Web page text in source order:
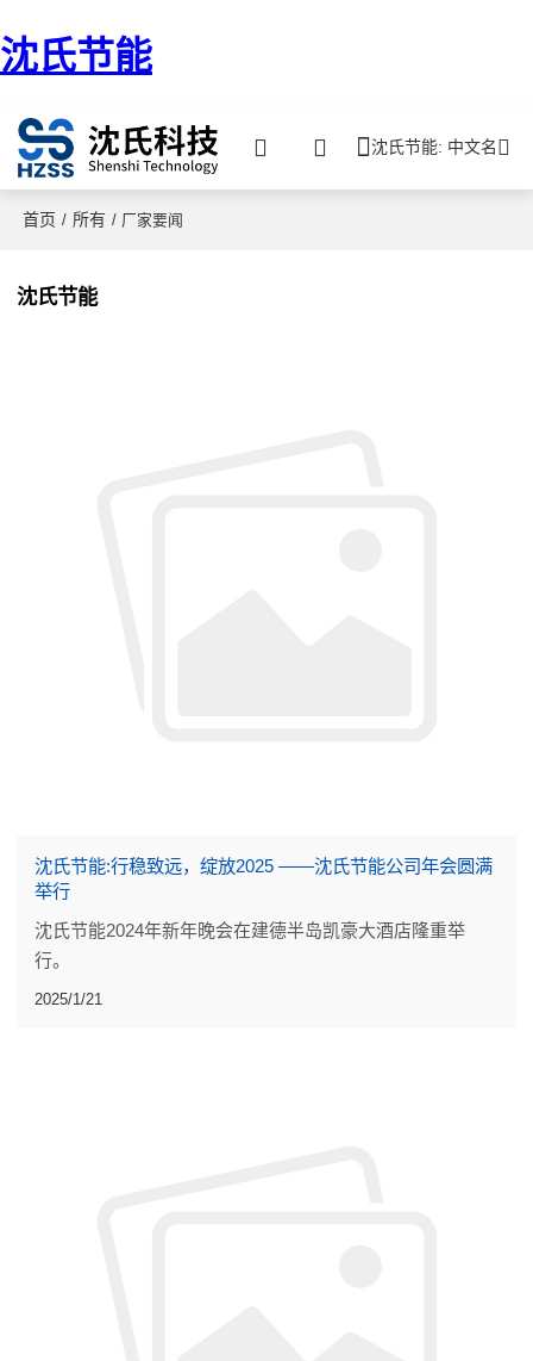
沈氏节能
沈氏节能: 中文名
首页 / 所有 / 厂家要闻
沈氏节能
沈氏节能:行稳致远，绽放2025 ——沈氏节能公司年会圆满
举行
沈氏节能2024年新年晚会在建德半岛凯豪大酒店隆重举
行。
2025/1/21